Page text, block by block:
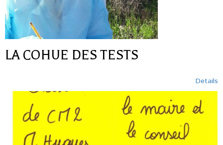
LA COHUE DES TESTS
Details